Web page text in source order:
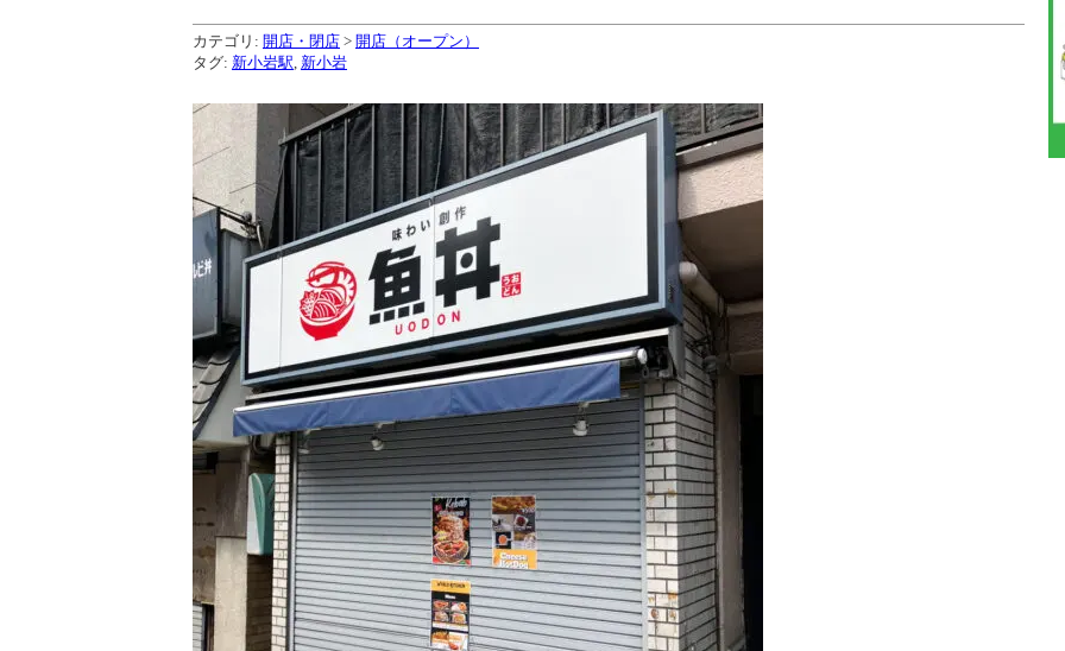
カテゴリ: 開店・閉店 > 開店（オープン）
タグ: 新小岩駅 新小岩